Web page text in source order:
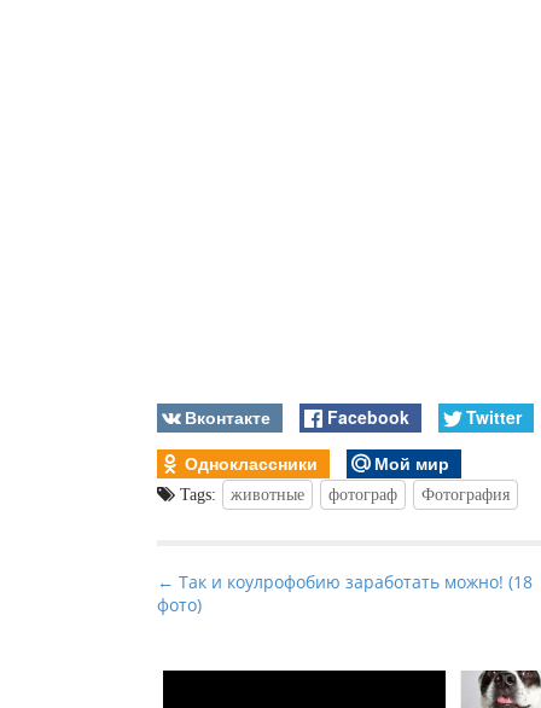
Вконтакте Facebook
Twitter
Одноклассники
Мой мир
Tags: животные фотограф Фотография
P
o
t
← Так и коулрофобию заработать можно! (18
фото)